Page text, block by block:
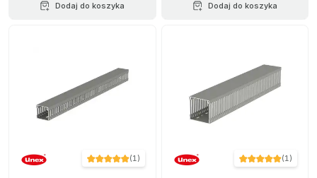
Dodaj do koszyka Dodaj do koszyka
(1) (1)